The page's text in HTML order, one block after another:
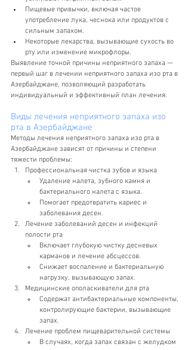
Пищевые привычки, включая частое
употребление лука, чеснока или продуктов с
сильным запахом.
Некоторые лекарства, вызывающие сухость во
рту или изменение микрофлоры.
Выявление точной причины неприятного запаха —
первый шаг в лечении неприятного запаха изо рта в
Азербайджане, позволяющий разработать
индивидуальный и эффективный план лечения.
Виды лечения неприятного запаха изо
рта в Азербайджане
Методы лечения неприятного запаха изо рта в
Азербайджане зависят от причины и степени
тяжести проблемы:
Профессиональная чистка зубов и языка
Удаление налета, зубного камня и
бактериального налета с языка.
Помогает предотвратить кариес и
заболевания десен.
Лечение заболеваний десен и инфекций
полости рта
Включает глубокую чистку десневых
карманов и лечение абсцессов.
Снижает воспаление и бактериальную
нагрузку, вызывающую запах.
Медицинские ополаскиватели для рта
Содержат антибактериальные компоненты,
контролирующие бактерии, вызывающие
запах.
Лечение проблем пищеварительной системы
В случаях, когда запах связан с желудком